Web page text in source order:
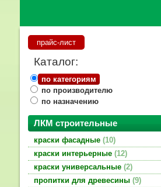
прайс-лист
Каталог:
по категориям
по производителю
по назначению
ЛКМ строительные
краски фасадные 10
краски интерьерные 12
краски универсальные 2
пропитки для древесины 9